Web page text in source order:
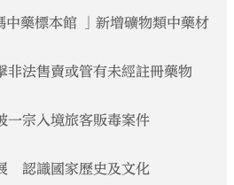
藥標本館 」新增礦物類中藥材
非法售賣或管有未經註冊藥物
一宗入境旅客販毒案件
認識國家歷史及文化